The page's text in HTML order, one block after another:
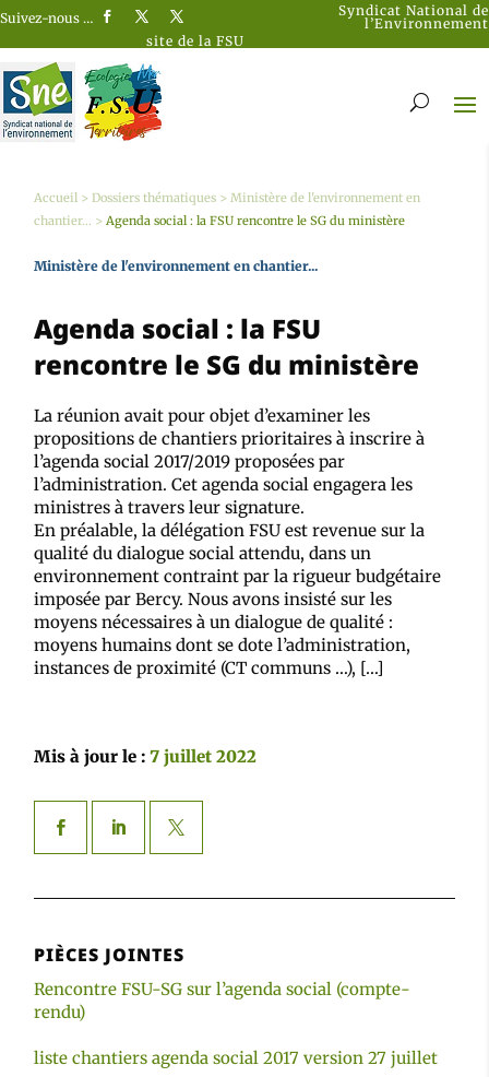
Suivez-nous …
Syndicat National de
l’Environnement
site de la FSU
Accueil >Dossiers thématiques >Ministère de l'environnement en
chantier... >Agenda social : la FSU rencontre le SG du ministère
Ministère de l'environnement en chantier...
Agenda social : la FSU
rencontre le SG du ministère
La réunion avait pour objet d’examiner les
propositions de chantiers prioritaires à inscrire à
l’agenda social 2017/2019 proposées par
l’administration. Cet agenda social engagera les
ministres à travers leur signature.
En préalable, la délégation FSU est revenue sur la
qualité du dialogue social attendu, dans un
environnement contraint par la rigueur budgétaire
imposée par Bercy. Nous avons insisté sur les
moyens nécessaires à un dialogue de qualité :
moyens humains dont se dote l’administration,
instances de proximité (CT communs …), […]
Mis à jour le :7 juillet 2022
PIÈCES JOINTES
Rencontre FSU-SG sur l’agenda social (compte-
rendu)
liste chantiers agenda social 2017 version 27 juillet